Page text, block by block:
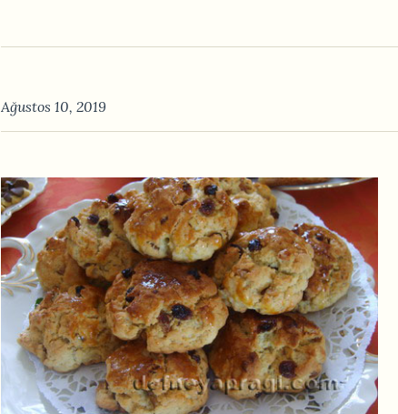
Ağustos 10, 2019